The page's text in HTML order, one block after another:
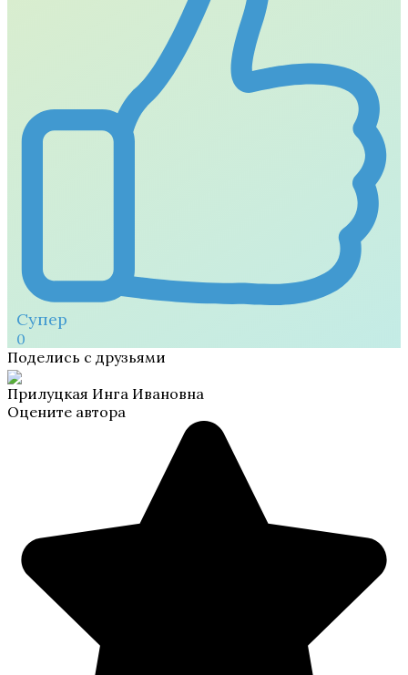
Супер
0
Поделись с друзьями
Прилуцкая Инга Ивановна
Оцените автора